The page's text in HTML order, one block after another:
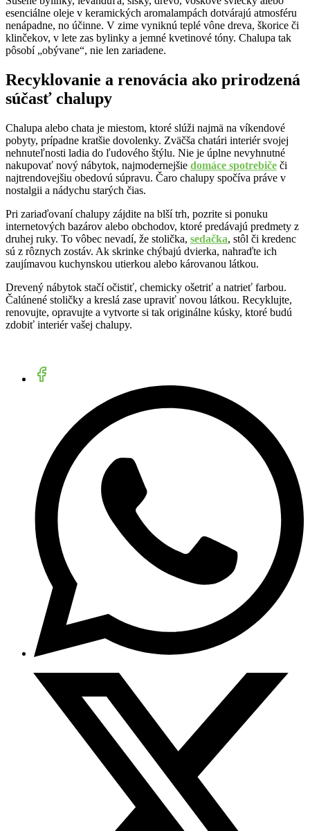
esenciálne oleje v keramických aromalampách dotvárajú atmosféru
nenápadne, no účinne. V zime vyniknú teplé vône dreva, škorice či
klinčekov, v lete zas bylinky a jemné kvetinové tóny. Chalupa tak
pôsobí „obývane“, nie len zariadene.
Recyklovanie a renovácia ako prirodzená
súčasť chalupy
Chalupa alebo chata je miestom, ktoré slúži najmä na víkendové
pobyty, prípadne kratšie dovolenky. Zväčša chatári interiér svojej
nehnuteľnosti ladia do ľudového štýlu. Nie je úplne nevyhnutné
nakupovať nový nábytok, najmodernejšie domáce spotrebiče či
najtrendovejšiu obedovú súpravu. Čaro chalupy spočíva práve v
nostalgii a nádychu starých čias.
Pri zariaďovaní chalupy zájdite na blší trh, pozrite si ponuku
internetových bazárov alebo obchodov, ktoré predávajú predmety z
druhej ruky. To vôbec nevadí, že stolička, sedačka, stôl či kredenc
sú z rôznych zostáv. Ak skrinke chýbajú dvierka, nahraďte ich
zaujímavou kuchynskou utierkou alebo károvanou látkou.
Drevený nábytok stačí očistiť, chemicky ošetriť a natrieť farbou.
Čalúnené stoličky a kreslá zase upraviť novou látkou. Recyklujte,
renovujte, opravujte a vytvorte si tak originálne kúsky, ktoré budú
zdobiť interiér vašej chalupy.